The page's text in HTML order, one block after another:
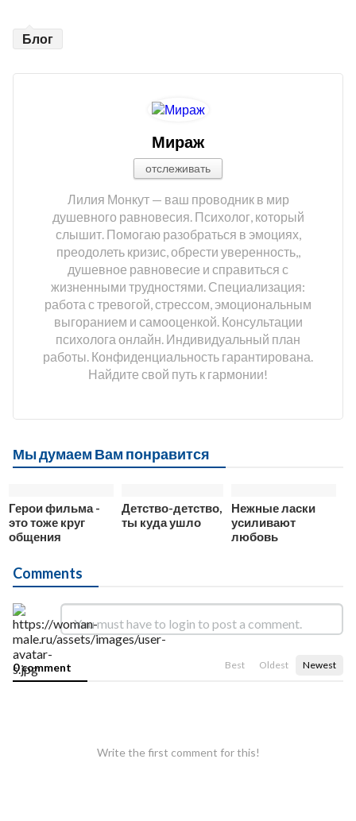
Блог
Мираж
отслеживать
Лилия Монкут — ваш проводник в мир
душевного равновесия. Психолог, который
слышит. Помогаю разобраться в эмоциях,
преодолеть кризис, обрести уверенность,,
душевное равновесие и справиться с
жизненными трудностями. Специализация:
работа с тревогой, стрессом, эмоциональным
выгоранием и самооценкой. Консультации
психолога онлайн. Индивидуальный план
работы. Конфиденциальность гарантирована.
Найдите свой путь к гармонии!
Мы думаем Вам понравится
Герои фильма -
это тоже круг
общения
Детство-детство,
ты куда ушло
Нежные ласки
усиливают
любовь
Comments
0 comment Best Oldest Newest
Write the first comment for this!